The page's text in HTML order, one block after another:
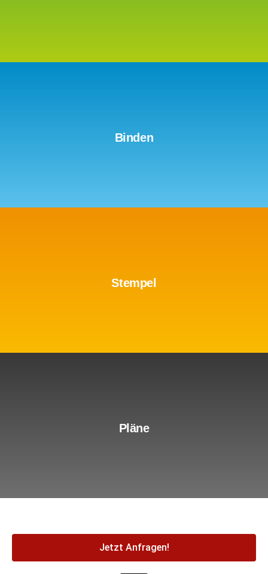
Binden
mehr erfahren
Stempel
mehr erfahren
Pläne
mehr erfahren
Jetzt Anfragen!